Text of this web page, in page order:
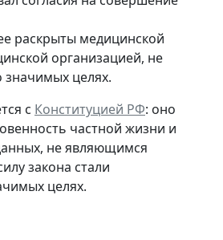
раскрыты медицинской
организацией, не
значимых целях.
с Конституцией РФ: оно
частной жизни и
не являющимся
закона стали
целях.